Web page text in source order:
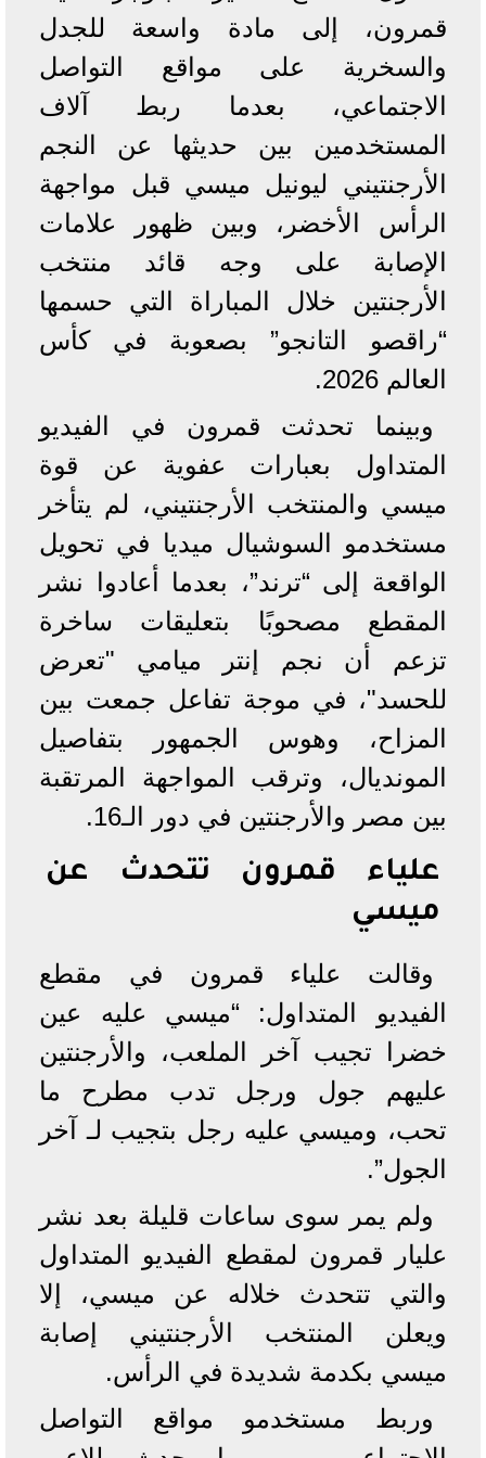
قمرون، إلى مادة واسعة للجدل
والسخرية على مواقع التواصل
الاجتماعي، بعدما ربط آلاف
المستخدمين بين حديثها عن النجم
الأرجنتيني ليونيل ميسي قبل مواجهة
الرأس الأخضر، وبين ظهور علامات
الإصابة على وجه قائد منتخب
الأرجنتين خلال المباراة التي حسمها
“راقصو التانجو” بصعوبة في كأس
العالم 2026.
وبينما تحدثت قمرون في الفيديو
المتداول بعبارات عفوية عن قوة
ميسي والمنتخب الأرجنتيني، لم يتأخر
مستخدمو السوشيال ميديا في تحويل
الواقعة إلى “ترند”، بعدما أعادوا نشر
المقطع مصحوبًا بتعليقات ساخرة
تزعم أن نجم إنتر ميامي "تعرض
للحسد"، في موجة تفاعل جمعت بين
المزاح، وهوس الجمهور بتفاصيل
المونديال، وترقب المواجهة المرتقبة
بين مصر والأرجنتين في دور الـ16.
علياء قمرون تتحدث عن
ميسي
وقالت علياء قمرون في مقطع
الفيديو المتداول: “ميسي عليه عين
خضرا تجيب آخر الملعب، والأرجنتين
عليهم جول ورجل تدب مطرح ما
تحب، وميسي عليه رجل بتجيب لـ آخر
الجول”.
ولم يمر سوى ساعات قليلة بعد نشر
عليار قمرون لمقطع الفيديو المتداول
والتي تتحدث خلاله عن ميسي، إلا
ويعلن المنتخب الأرجنتيني إصابة
ميسي بكدمة شديدة في الرأس.
وربط مستخدمو مواقع التواصل